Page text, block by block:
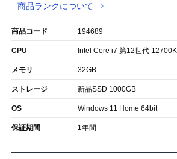
商品ランクについて ⇒
商品コード 194689
CPU Intel Core i7 第12世代
メモリ 32GB
ストレージ 新品SSD 1000GB
OS Windows 11 Home 64bit
保証期間 1年間